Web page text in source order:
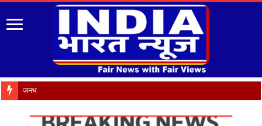
जनभावनाओं के अनुरूप उच्च